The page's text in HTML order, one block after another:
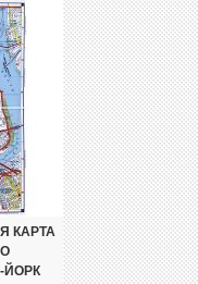
КАРТА
ЙОРК